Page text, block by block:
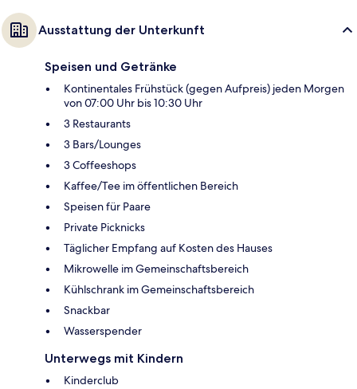
Ausstattung der Unterkunft
Speisen und Getränke
Kontinentales Frühstück (gegen Aufpreis) jeden Morgen
von 07:00 Uhr bis 10:30 Uhr
3 Restaurants
3 Bars/Lounges
3 Coffeeshops
Kaffee/Tee im öffentlichen Bereich
Speisen für Paare
Private Picknicks
Täglicher Empfang auf Kosten des Hauses
Mikrowelle im Gemeinschaftsbereich
Kühlschrank im Gemeinschaftsbereich
Snackbar
Wasserspender
Unterwegs mit Kindern
Kinderclub